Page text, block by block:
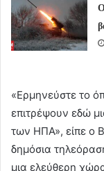
«Ερμηνεύστε το
επιτρέψουν εδώ
των ΗΠΑ», είπε ο
δημόσια
μια ελεύθερη